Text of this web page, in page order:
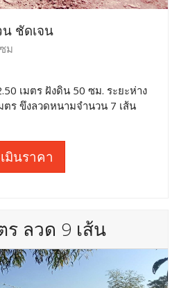
ชัดเจน
ม
เมตร ฝังดิน 50 ซม. ระยะห่าง
ตร ขึงลวดหนามจำนวน 7 เส้น
มินราคา
ร ลวด 9 เส้น